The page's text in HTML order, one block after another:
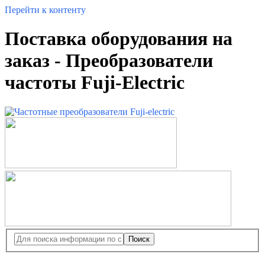
Перейти к контенту
Поставка оборудования на
заказ - Преобразователи
частоты Fuji-Electric
Поиск